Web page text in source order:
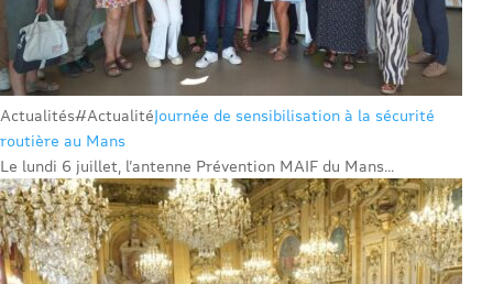
Actualités#ActualitéJournée de sensibilisation à la sécurité
routière au Mans
Le lundi 6 juillet, l’antenne Prévention MAIF du Mans...